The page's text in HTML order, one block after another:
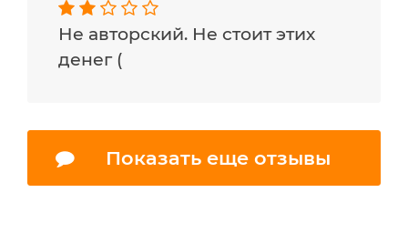
Не авторский. Не стоит этих
денег (
Показать еще отзывы